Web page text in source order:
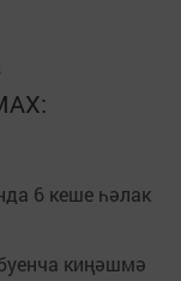
6 кеше һәлак
киңәшмә